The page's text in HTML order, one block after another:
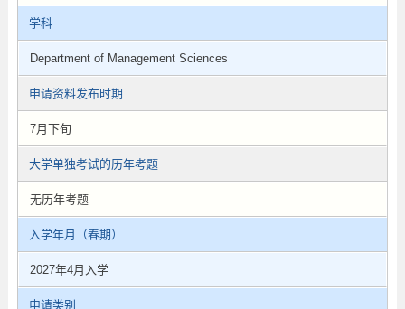
学科
Department of Management Sciences
申请资料发布时期
7月下旬
大学单独考试的历年考题
无历年考题
入学年月（春期）
2027年4月入学
申请类别